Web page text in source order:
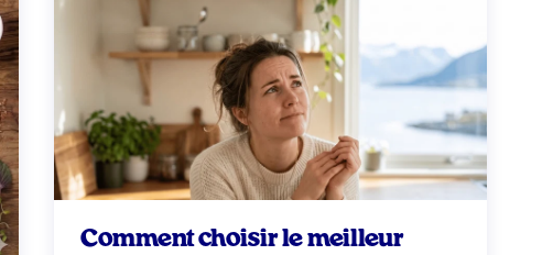
Comment choisir le meilleur